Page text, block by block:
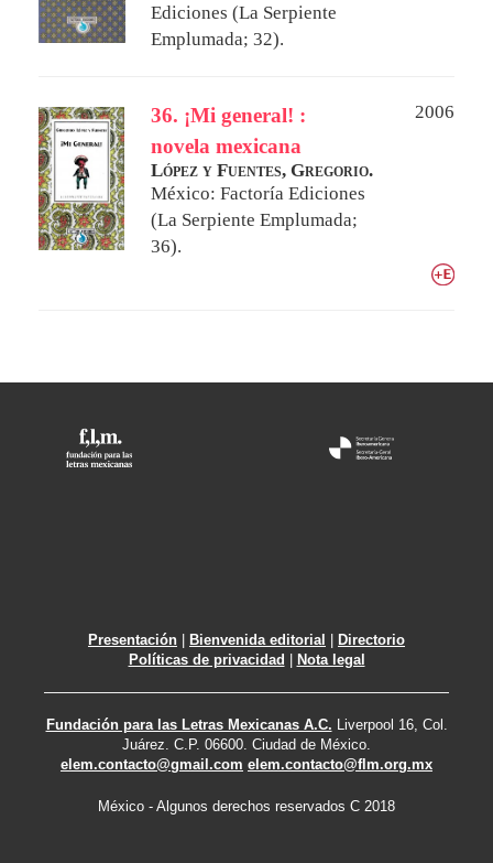
Ediciones (La Serpiente
Emplumada; 32).
36. ¡Mi general! :
novela mexicana
2006
López y Fuentes, Gregorio.
México: Factoría Ediciones
(La Serpiente Emplumada;
36).
Presentación Bienvenida editorial
Directorio
Políticas de privacidad
Nota legal
Fundación para las Letras Mexicanas A.C. Liverpool 16, Col.
Juárez. C.P. 06600. Ciudad de México.
elem.contacto@gmail.com elem.contacto@flm.org.mx
México - Algunos derechos reservados C 2018